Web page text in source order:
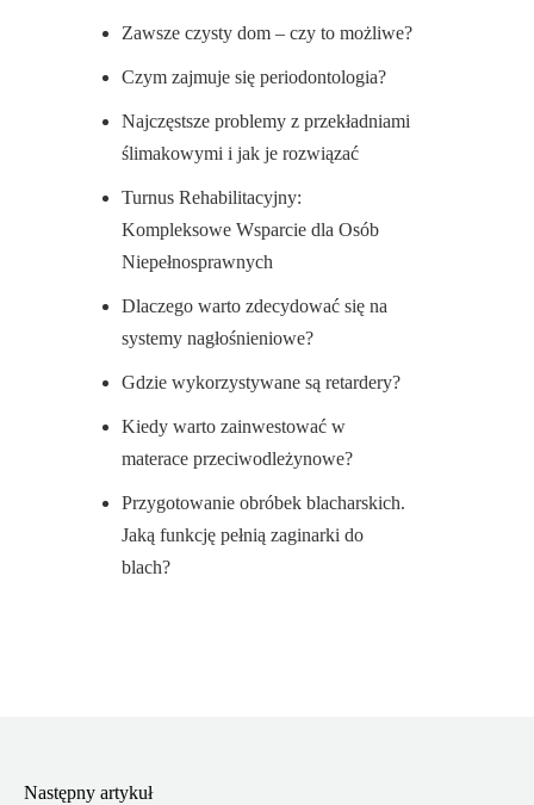
Zawsze czysty dom – czy to możliwe?
Czym zajmuje się periodontologia?
Najczęstsze problemy z przekładniami
ślimakowymi i jak je rozwiązać
Turnus Rehabilitacyjny:
Kompleksowe Wsparcie dla Osób
Niepełnosprawnych
Dlaczego warto zdecydować się na
systemy nagłośnieniowe?
Gdzie wykorzystywane są retardery?
Kiedy warto zainwestować w
materace przeciwodleżynowe?
Przygotowanie obróbek blacharskich.
Jaką funkcję pełnią zaginarki do
blach?
Następny artykuł